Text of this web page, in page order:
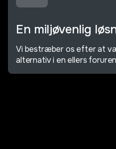
En miljøvenlig
Vi bestræber os efter at
alternativ i en ellers